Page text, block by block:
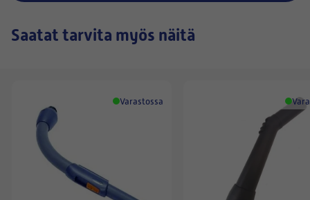
Saatat tarvita myös näitä
Varastossa